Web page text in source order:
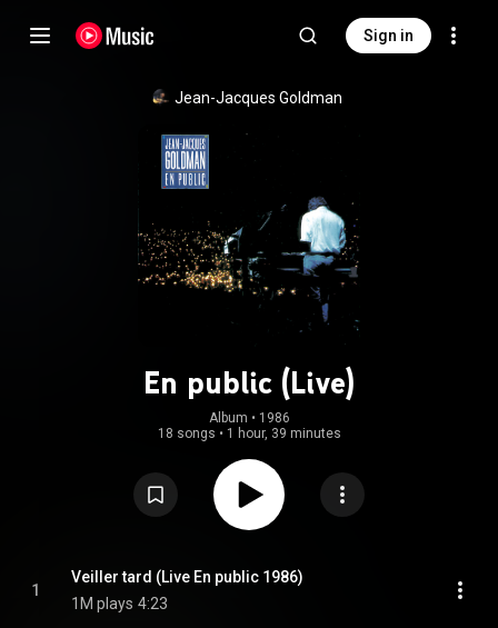
Sign in
Jean-Jacques Goldman
En public (Live)
Album • 1986
18 songs • 1 hour, 39 minutes
1
Veiller tard (Live En public 1986)
1M plays 4:23